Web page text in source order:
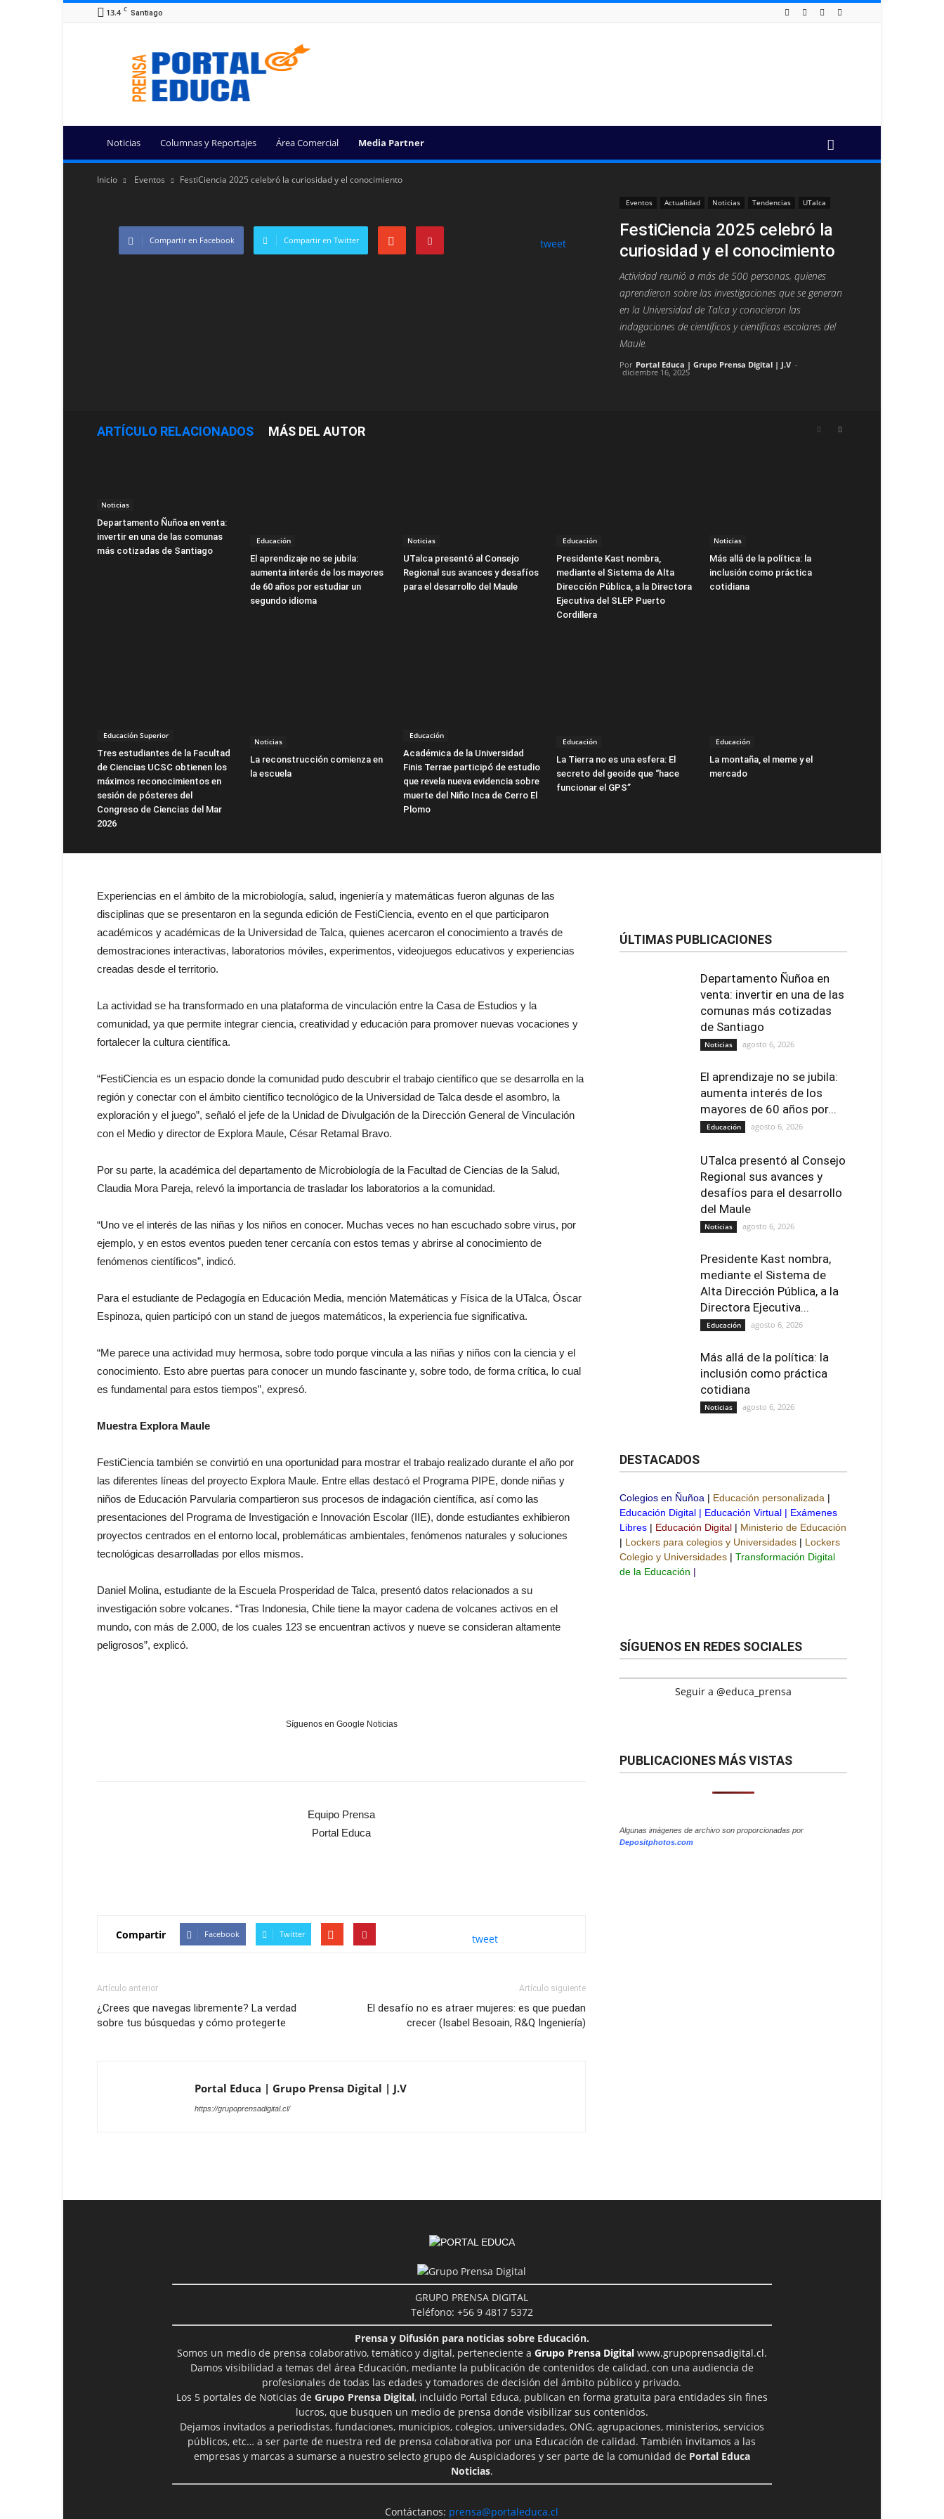
13.4 C Santiago
Portal
Educa
Noticias Columnas y Reportajes Área Comercial Media Partner
Inicio Eventos FestiCiencia 2025 celebró la curiosidad y el conocimiento
Eventos Actualidad Noticias Tendencias UTalca
FestiCiencia 2025 celebró la
curiosidad y el conocimiento
Actividad reunió a más de 500 personas, quienes
aprendieron sobre las investigaciones que se generan
en la Universidad de Talca y conocieron las
indagaciones de científicos y científicas escolares del
Maule.
Por Portal Educa | Grupo Prensa Digital | J.V -
diciembre 16, 2025
Compartir en Facebook Compartir en Twitter tweet
ARTÍCULO RELACIONADOS MÁS DEL AUTOR
Noticias
Departamento Ñuñoa en venta:
invertir en una de las comunas
más cotizadas de Santiago
Educación
El aprendizaje no se jubila:
aumenta interés de los mayores
de 60 años por estudiar un
segundo idioma
Noticias
UTalca presentó al Consejo
Regional sus avances y desafíos
para el desarrollo del Maule
Educación
Presidente Kast nombra,
mediante el Sistema de Alta
Dirección Pública, a la Directora
Ejecutiva del SLEP Puerto
Cordillera
Noticias
Más allá de la política: la
inclusión como práctica
cotidiana
Educación Superior
Tres estudiantes de la Facultad
de Ciencias UCSC obtienen los
máximos reconocimientos en
sesión de pósteres del
Congreso de Ciencias del Mar
2026
Noticias
La reconstrucción comienza en
la escuela
Educación
Académica de la Universidad
Finis Terrae participó de estudio
que revela nueva evidencia sobre
muerte del Niño Inca de Cerro El
Plomo
Educación
La Tierra no es una esfera: El
secreto del geoide que “hace
funcionar el GPS”
Educación
La montaña, el meme y el
mercado
Experiencias en el ámbito de la microbiología, salud, ingeniería y matemáticas fueron algunas de las
disciplinas que se presentaron en la segunda edición de FestiCiencia, evento en el que participaron
académicos y académicas de la Universidad de Talca, quienes acercaron el conocimiento a través de
demostraciones interactivas, laboratorios móviles, experimentos, videojuegos educativos y experiencias
creadas desde el territorio.
La actividad se ha transformado en una plataforma de vinculación entre la Casa de Estudios y la
comunidad, ya que permite integrar ciencia, creatividad y educación para promover nuevas vocaciones y
fortalecer la cultura científica.
“FestiCiencia es un espacio donde la comunidad pudo descubrir el trabajo científico que se desarrolla en la
región y conectar con el ámbito científico tecnológico de la Universidad de Talca desde el asombro, la
exploración y el juego”, señaló el jefe de la Unidad de Divulgación de la Dirección General de Vinculación
con el Medio y director de Explora Maule, César Retamal Bravo.
Por su parte, la académica del departamento de Microbiología de la Facultad de Ciencias de la Salud,
Claudia Mora Pareja, relevó la importancia de trasladar los laboratorios a la comunidad.
“Uno ve el interés de las niñas y los niños en conocer. Muchas veces no han escuchado sobre virus, por
ejemplo, y en estos eventos pueden tener cercanía con estos temas y abrirse al conocimiento de
fenómenos científicos”, indicó.
Para el estudiante de Pedagogía en Educación Media, mención Matemáticas y Física de la UTalca, Óscar
Espinoza, quien participó con un stand de juegos matemáticos, la experiencia fue significativa.
“Me parece una actividad muy hermosa, sobre todo porque vincula a las niñas y niños con la ciencia y el
conocimiento. Esto abre puertas para conocer un mundo fascinante y, sobre todo, de forma crítica, lo cual
es fundamental para estos tiempos”, expresó.
Muestra Explora Maule
FestiCiencia también se convirtió en una oportunidad para mostrar el trabajo realizado durante el año por
las diferentes líneas del proyecto Explora Maule. Entre ellas destacó el Programa PIPE, donde niñas y
niños de Educación Parvularia compartieron sus procesos de indagación científica, así como las
presentaciones del Programa de Investigación e Innovación Escolar (IIE), donde estudiantes exhibieron
proyectos centrados en el entorno local, problemáticas ambientales, fenómenos naturales y soluciones
tecnológicas desarrolladas por ellos mismos.
Daniel Molina, estudiante de la Escuela Prosperidad de Talca, presentó datos relacionados a su
investigación sobre volcanes. “Tras Indonesia, Chile tiene la mayor cadena de volcanes activos en el
mundo, con más de 2.000, de los cuales 123 se encuentran activos y nueve se consideran altamente
peligrosos”, explicó.
Síguenos en Google Noticias
Equipo Prensa
Portal Educa
Compartir Facebook Twitter tweet
Artículo anterior
¿Crees que navegas libremente? La verdad
sobre tus búsquedas y cómo protegerte
Artículo siguiente
El desafío no es atraer mujeres: es que puedan
crecer (Isabel Besoain, R&Q Ingeniería)
Portal Educa | Grupo Prensa Digital | J.V
https://grupoprensadigital.cl/
ÚLTIMAS PUBLICACIONES
Departamento Ñuñoa en
venta: invertir en una de las
comunas más cotizadas
de Santiago
Noticias agosto 6, 2026
El aprendizaje no se jubila:
aumenta interés de los
mayores de 60 años por...
Educación agosto 6, 2026
UTalca presentó al Consejo
Regional sus avances y
desafíos para el desarrollo
del Maule
Noticias agosto 6, 2026
Presidente Kast nombra,
mediante el Sistema de
Alta Dirección Pública, a la
Directora Ejecutiva...
Educación agosto 6, 2026
Más allá de la política: la
inclusión como práctica
cotidiana
Noticias agosto 6, 2026
DESTACADOS
Colegios en Ñuñoa | Educación personalizada |
Educación Digital | Educación Virtual | Exámenes
Libres | Educación Digital | Ministerio de Educación
| Lockers para colegios y Universidades | Lockers
Colegio y Universidades | Transformación Digital
de la Educación |
SÍGUENOS EN REDES SOCIALES
Seguir a @educa_prensa
PUBLICACIONES MÁS VISTAS
Algunas imágenes de archivo son proporcionadas por
Depositphotos.com
GRUPO PRENSA DIGITAL
Teléfono: +56 9 4817 5372
Prensa y Difusión para noticias sobre Educación.
Somos un medio de prensa colaborativo, temático y digital, perteneciente a Grupo Prensa Digitalwww.grupoprensadigital.cl.
Damos visibilidad a temas del área Educación, mediante la publicación de contenidos de calidad, con una audiencia de
profesionales de todas las edades y tomadores de decisión del ámbito público y privado.
Los 5 portales de Noticias de Grupo Prensa Digital, incluido Portal Educa, publican en forma gratuita para entidades sin fines
lucros, que busquen un medio de prensa donde visibilizar sus contenidos.
Dejamos invitados a periodistas, fundaciones, municipios, colegios, universidades, ONG, agrupaciones, ministerios, servicios
públicos, etc… a ser parte de nuestra red de prensa colaborativa por una Educación de calidad. También invitamos a las
empresas y marcas a sumarse a nuestro selecto grupo de Auspiciadores y ser parte de la comunidad de Portal Educa
Noticias.
Contáctanos: prensa@portaleduca.cl